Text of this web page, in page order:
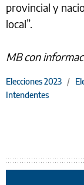
provincial y
local”.
MB con
Elecciones 2023 /
Intendentes